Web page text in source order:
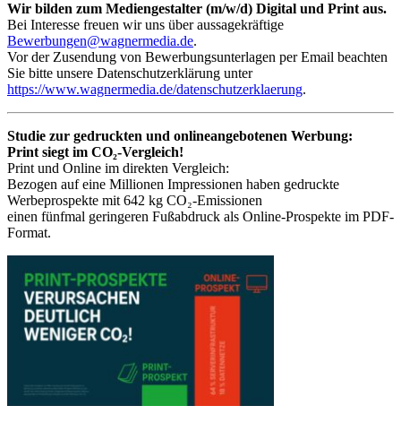
Wir bilden zum Mediengestalter (m/w/d) Digital und Print aus.
Bei Interesse freuen wir uns über aussagekräftige
Bewerbungen@wagnermedia.de.
Vor der Zusendung von Bewerbungsunterlagen per Email beachten
Sie bitte unsere Datenschutzerklärung unter
https://www.wagnermedia.de/datenschutzerklaerung.
Studie zur gedruckten und onlineangebotenen Werbung:
Print siegt im CO₂-Vergleich!
Print und Online im direkten Vergleich:
Bezogen auf eine Millionen Impressionen haben gedruckte
Werbeprospekte mit 642 kg CO₂-Emissionen
einen fünfmal geringeren Fußabdruck als Online-Prospekte im PDF-
Format.